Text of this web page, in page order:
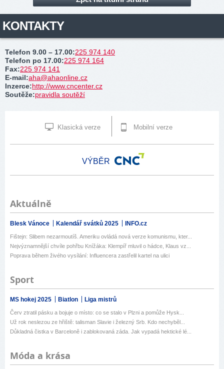
KONTAKTY
Telefon 9.00 – 17.00:225 974 140
Telefon po 17.00:225 974 164
Fax:225 974 141
E-mail:aha@ahaonline.cz
Inzerce:http://www.cncenter.cz
Soutěže:pravidla soutěží
Klasická verze Mobilní verze
VÝBĚR
Aktuálně
Blesk Vánoce Kalendář svátků 2025 INFO.cz
Fištejn: Slibem nezarmoutíš. Ameriku ovládá nová verze komunismu, kter...
Nejvýznamnější chvíle pohřbu Knížáka: Klempíř mluvil o hádce, Klaus vz...
Poprava během živého vysílání: Influencera zastřelil kartel na ulici
Sport
MS hokej 2025 Biatlon Liga mistrů
Červ ztratil pásku a bojuje o místo: co se stalo v Plzni a pomůže Hysk...
Už rok neslezou ze hřiště: talisman Slavie i železný Srb. Kdo nechyběl...
Důkladná čistka v Barceloně i zablokovaná záda. Jak vypadá hektické lé...
Móda a krása